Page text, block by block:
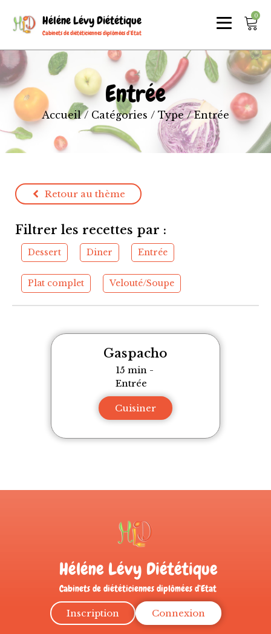
Héléne Lévy Diététique
Cabinets de diététiciennes diplômées d’Etat
0
Entrée
Accueil/ Catégories / Type/ Entrée
Retour au thème
Filtrer les recettes par :
Dessert Diner Entrée
Plat complet Velouté/Soupe
Gaspacho
15 min-
Entrée
Cuisiner
Héléne Lévy Diététique
Cabinets de diététiciennes diplômées d’Etat
Inscription Connexion